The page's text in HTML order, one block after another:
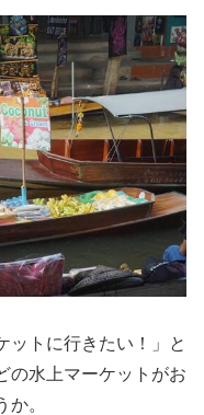
ットに行きたい！」と
の水上マーケットがお
。